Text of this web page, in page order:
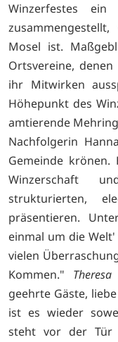
Winzerfestes ein
Mosel ist.
Ortsvereine,
ihr Mitwirken
Höhepunkt des
amtierende
Nachfolgerin
Gemeinde
Winzerschaft
strukturierten,
präsentieren.
einmal um die
vielen
Kommen."
geehrte Gäste,
ist es wieder
steht vor der Tür